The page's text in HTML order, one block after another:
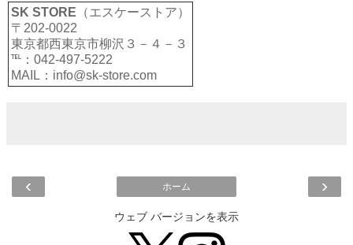
SK STORE （エスケーストア）
〒202-0022
東京都西東京市柳沢３－４－３
℡：042-497-5222
MAIL：info@sk-store.com
‹ ›
ホーム
ウェブ バージョンを表示